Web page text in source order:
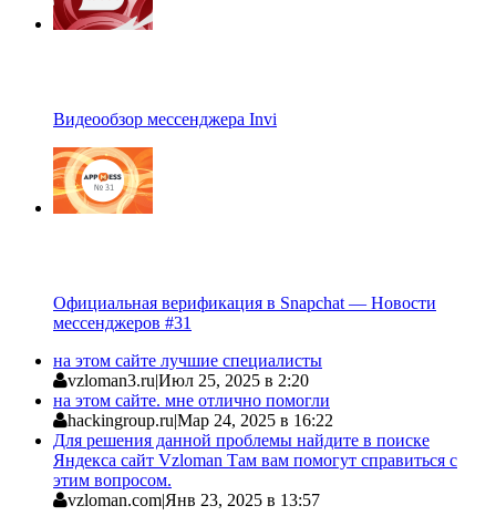
Видеообзор мессенджера Invi
Официальная верификация в Snapchat — Новости
мессенджеров #31
на этом сайте лучшие специалисты
vzloman3.ru|Июл 25, 2025 в 2:20
на этом сайте. мне отлично помогли
hackingroup.ru|Мар 24, 2025 в 16:22
Для решения данной проблемы найдите в поиске
Яндекса сайт Vzloman Там вам помогут справиться с
этим вопросом.
vzloman.com|Янв 23, 2025 в 13:57